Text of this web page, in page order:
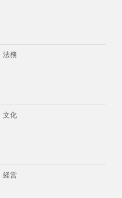
法務
文化
経営